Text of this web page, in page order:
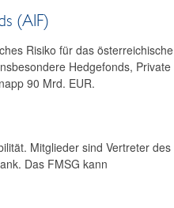
(AIF)
Risiko für das österreichische
Hedgefonds, Private
90 Mrd. EUR.
Mitglieder sind Vertreter des
Das FMSG kann